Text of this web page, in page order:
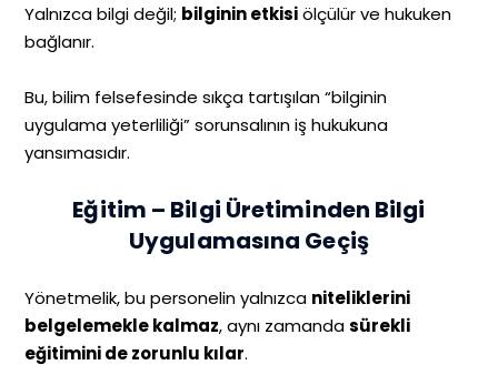
Yalnızca bilgi değil; bilginin etkisiölçülür ve hukuken
bağlanır.
Bu, bilim felsefesinde sıkça tartışılan “bilginin
uygulama yeterliliği” sorunsalının iş hukukuna
yansımasıdır.
Eğitim – Bilgi Üretiminden Bilgi
Uygulamasına Geçiş
Yönetmelik, bu personelin yalnızca niteliklerini
belgelemekle kalmaz, aynı zamandasürekli
eğitimini de zorunlu kılar.